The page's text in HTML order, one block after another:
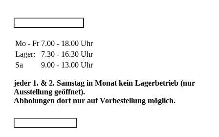
Mo - Fr 7.00 - 18.00 Uhr
Lager:
7.30 - 16.30 Uhr
Sa
9.00 - 13.00 Uhr
jeder 1. & 2. Samstag in Monat kein Lagerbetrieb (nur
Ausstellung geöffnet).
Abholungen dort nur auf Vorbestellung möglich.